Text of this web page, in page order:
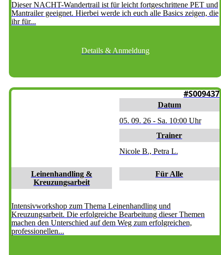
Dieser NACHT-Wandertrail ist für leicht fortgeschrittene PET und
Mantrailer geeignet. Hierbei werde ich euch alle Basics zeigen, die
ihr für...
Details & Anmeldung
#S009437
HAIGERLOCH
Datum
05. 09. 26 - Sa. 10:00 Uhr
Trainer
Nicole B., Petra L.
Leinenhandling &
Kreuzungsarbeit
Für Alle
Intensivworkshop zum Thema Leinenhandling und
Kreuzungsarbeit. Die erfolgreiche Bearbeitung dieser Themen
machen den Unterschied auf dem Weg zum erfolgreichen,
professionellen...